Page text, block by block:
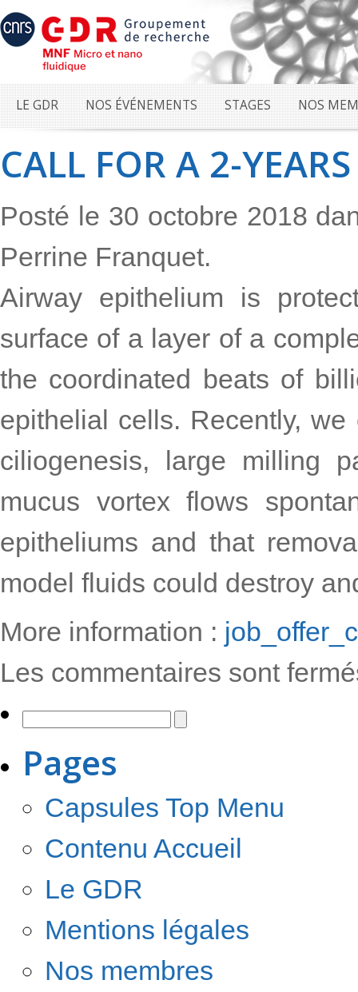
LE GDR NOS ÉVÉNEMENTS STAGES NOS
CALL FOR A 2-
Posté le 30 octobre 2018
Perrine Franquet.
Airway epithelium is
surface of a layer of a
the coordinated beats of
epithelial cells. Recently,
ciliogenesis, large milling
mucus vortex flows
epitheliums and that
model fluids could destroy
More information :
Les commentaires sont
Pages
Capsules Top Menu
Contenu Accueil
Le GDR
Mentions légales
Nos membres